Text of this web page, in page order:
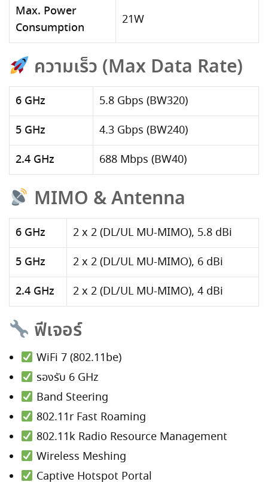
Max. Power
Consumption
21W
ความเร็ว (Max Data Rate)
6 GHz
5.8 Gbps (BW320)
5 GHz
4.3 Gbps (BW240)
2.4 GHz
688 Mbps (BW40)
MIMO & Antenna
6 GHz
2 x 2 (DL/UL MU-MIMO), 5.8 dBi
5 GHz
2 x 2 (DL/UL MU-MIMO), 6 dBi
2.4 GHz
2 x 2 (DL/UL MU-MIMO), 4 dBi
ฟีเจอร์
WiFi 7 (802.11be)
รองรับ 6 GHz
Band Steering
802.11r Fast Roaming
802.11k Radio Resource Management
Wireless Meshing
Captive Hotspot Portal